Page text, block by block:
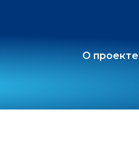
О проекте